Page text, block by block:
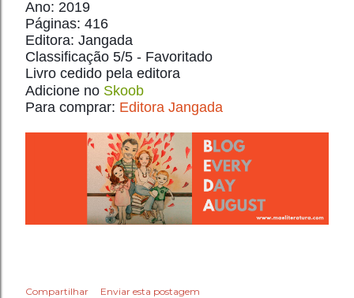
Ano: 2019
Páginas: 416
Editora: Jangada
Classificação 5/5 - Favoritado
Livro cedido pela editora
Adicione no Skoob
Para comprar: Editora Jangada
Compartilhar
Enviar esta postagem